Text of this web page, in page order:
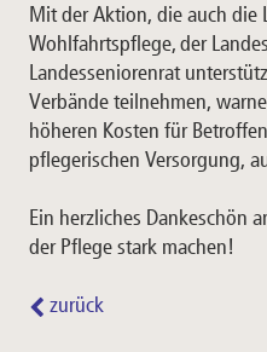
Mit der Aktion, die auch die
Wohlfahrtspflege, der
Landesseniorenrat
Verbände teilnehmen,
höheren Kosten für
pflegerischen Versorgung,
Ein herzliches Dankeschön
der Pflege stark machen!
zurück